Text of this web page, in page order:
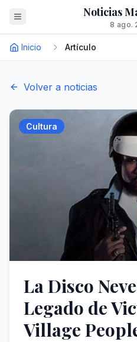
Noticias
8 ago.
Inicio Artículo
Volver a noticias
Cultura
La Disco
Legado de
Village